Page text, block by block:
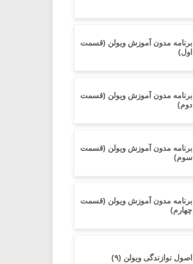
برنامه مدون آموزش ویولن (قسمت
اول)
برنامه مدون آموزش ویولن (قسمت
دوم)
برنامه مدون آموزش ویولن (قسمت
سوم)
برنامه مدون آموزش ویولن (قسمت
چهارم)
اصول نوازندگی ویولن (۹)